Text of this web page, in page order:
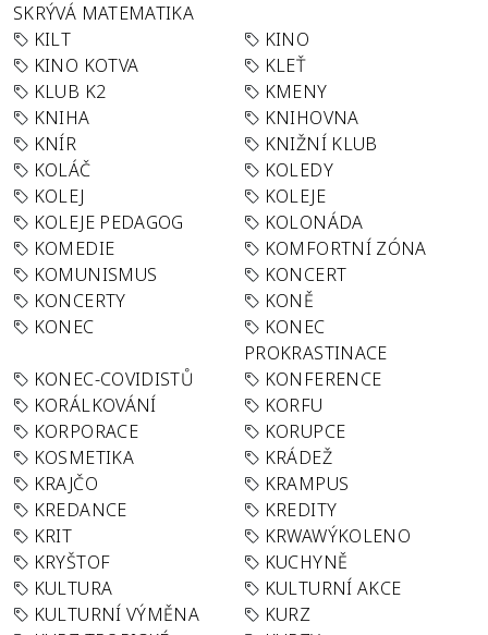
SKRÝVÁ MATEMATIKA
KILT
KINO
KINO KOTVA
KLEŤ
KLUB K2
KMENY
KNIHA
KNIHOVNA
KNÍR
KNIŽNÍ KLUB
KOLÁČ
KOLEDY
KOLEJ
KOLEJE
KOLEJE PEDAGOG
KOLONÁDA
KOMEDIE
KOMFORTNÍ ZÓNA
KOMUNISMUS
KONCERT
KONCERTY
KONĚ
KONEC
KONEC
PROKRASTINACE
KONEC-COVIDISTŮ
KONFERENCE
KORÁLKOVÁNÍ
KORFU
KORPORACE
KORUPCE
KOSMETIKA
KRÁDEŽ
KRAJČO
KRAMPUS
KREDANCE
KREDITY
KRIT
KRWAWÝKOLENO
KRYŠTOF
KUCHYNĚ
KULTURA
KULTURNÍ AKCE
KULTURNÍ VÝMĚNA
KURZ